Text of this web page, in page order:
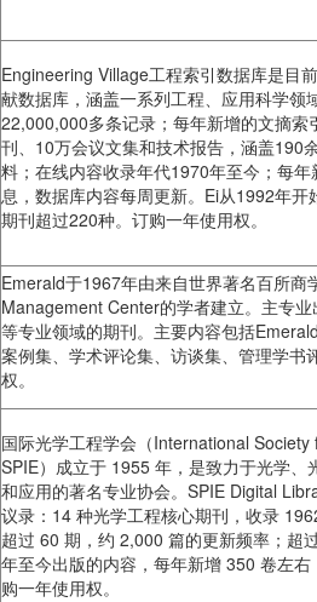
Engineering Village工程索引数据库是目
献数据库，涵盖一系列工程、应用科学领
22,000,000多条记录；每年新增的文摘
刊、10万会议文集和技术报告，涵盖190
料；在线内容收录年代1970年至今；每
息，数据库内容每周更新。Ei从1992年
期刊超过220种。订购一年使用权。
Emerald于1967年由来自世界著名百所
Management Center的学者建立。主专
等专业领域的期刊。主要内容包括
案例集、学术评论集、访谈集、管理学书
权。
国际光学工程学会（International
SPIE）成立于 1955 年，是致力于光学、
和应用的著名专业协会。SPIE Digital
议录：14 种光学工程核心期刊，收录
超过 60 期，约 2,000 篇的更新频率；超
年至今出版的内容，每年新增 350 卷左
购一年使用权。